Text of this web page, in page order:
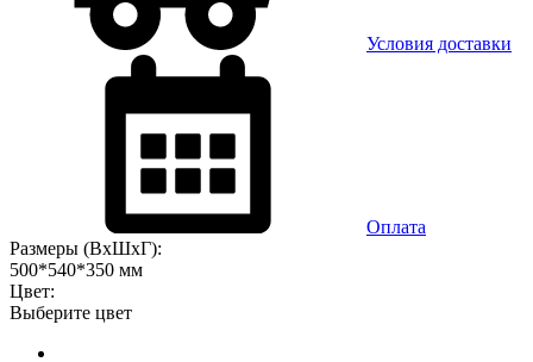
Условия доставки
Оплата
Размеры (ВхШхГ):
500*540*350 мм
Цвет:
Выберите цвет